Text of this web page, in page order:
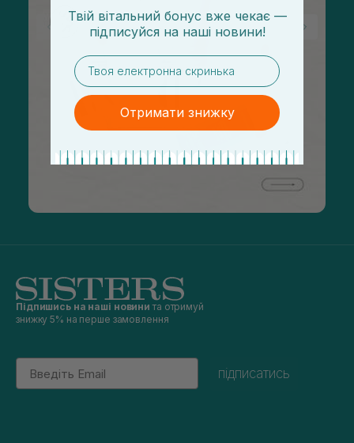
Підпишись на наші новини та отримуй
знижку 5% на перше замовлення
Email
підписатись
Твій вітальний бонус вже чекає —
підписуйся на наші новини!
email
Отримати знижку